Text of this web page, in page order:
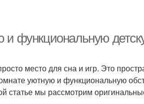
и функциональную
место для сна и игр. Это
уютную и функциональную
статье мы рассмотрим